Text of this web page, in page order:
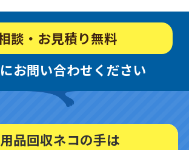
談・お見積り無料
お問い合わせください
品回収ネコの手は